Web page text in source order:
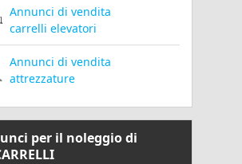
Annunci di vendita
carrelli elevatori
Annunci di vendita
attrezzature
per il noleggio di